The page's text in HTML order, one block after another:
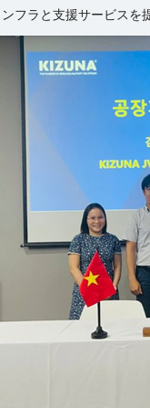
フラと支援サービスを